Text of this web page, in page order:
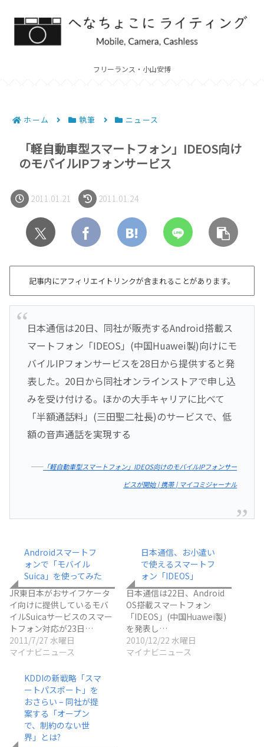
フリーランス・小山安博
ホーム 執筆 ニュース
「軽自動車型スマートフォン」IDEOS向け
のモバイルIPフォンサービス
2011.01.21 2011.01.24
記事内にアフィリエイトリンクが含まれることがあります。
日本通信は20日、同社が販売するAndroid搭載ス
マートフォン「IDEOS」(中国Huawei製)向けにモ
バイルIPフォンサービスを28日から提供すると発
表した。20日から同社オンラインストアで申し込
みを受け付ける。ほかの大手キャリアに比べて
「半額通話料」(三田聖二社長)のサービスで、低
額の音声通話を実現する
――「軽自動車型スマートフォン」IDEOS向けのモバイルIPフォンサー
ビスが開始 | 携帯 | マイコミジャーナル
Androidスマートフ
ォンで「モバイル
Suica」を使ってみた
JR東日本がおサイフケータ
イ向けに提供しているモバ
イルSuicaサービスのスマー
トフォン対応が23日…
2011/7/27 水曜日
マイナビニュース
日本通信、お小遣い
で使えるスマートフ
ォン「IDEOS」
日本通信は22日、Android
OS搭載スマートフォン
「IDEOS」(中国Huawei製)
を発表し…
2010/12/22 水曜日
マイナビニュース
KDDIの新戦略「スマ
ートパスポート」を
おさらい – 同社が提
案する「オープン
で、制約のない世
界」とは?